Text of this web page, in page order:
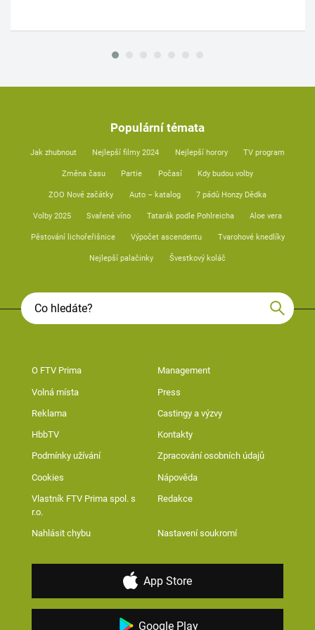
Populární témata
Jak zhubnout Nejlepší filmy 2024 Nejlepší horory TV program
Změna času Partie Počasí Kdy budou volby
ZOO Nové začátky Auto – katalog 7 pádů Honzy Dědka
Volby 2025 Svařené víno Tatarák podle Pohlreicha Aloe vera
Pěstování lichořeřišnice Výpočet ascendentu Tvarohové knedlíky
Nejlepší palačinky Švestkový koláč
O FTV Prima Management
Volná místa Press
Reklama Castingy a výzvy
HbbTV Kontakty
Podmínky užívání Zpracování osobních údajů
Cookies Nápověda
Vlastník FTV Prima spol. s
r.o.
Redakce
Nahlásit chybu Nastavení soukromí
App Store
Google Play